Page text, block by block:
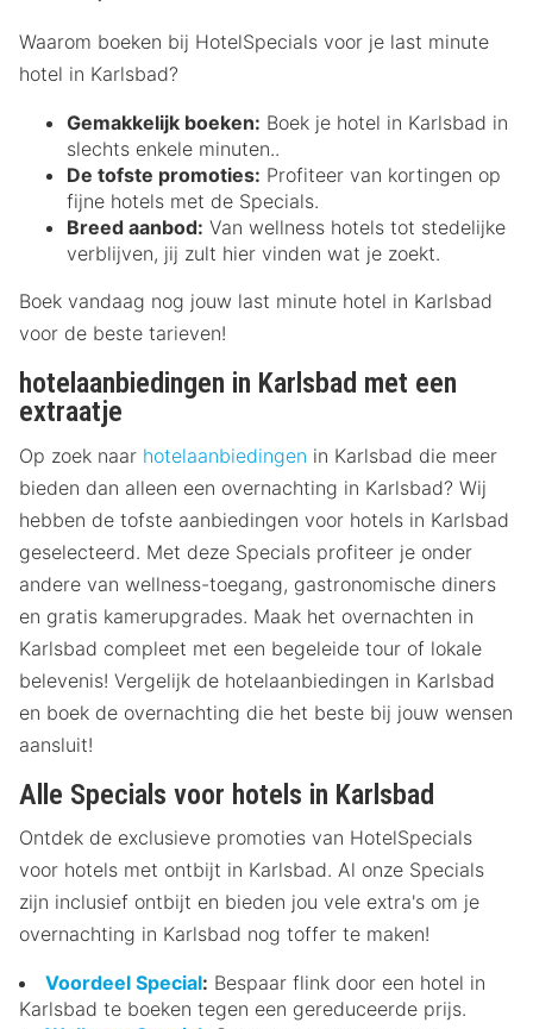
Waarom boeken bij HotelSpecials voor je last minute
hotel in Karlsbad?
Gemakkelijk boeken: Boek je hotel in Karlsbad in
slechts enkele minuten..
De tofste promoties: Profiteer van kortingen op
fijne hotels met de Specials.
Breed aanbod: Van wellness hotels tot stedelijke
verblijven, jij zult hier vinden wat je zoekt.
Boek vandaag nog jouw last minute hotel in Karlsbad
voor de beste tarieven!
hotelaanbiedingen in Karlsbad met een
extraatje
Op zoek naar hotelaanbiedingen in Karlsbad die meer
bieden dan alleen een overnachting in Karlsbad? Wij
hebben de tofste aanbiedingen voor hotels in Karlsbad
geselecteerd. Met deze Specials profiteer je onder
andere van wellness-toegang, gastronomische diners
en gratis kamerupgrades. Maak het overnachten in
Karlsbad compleet met een begeleide tour of lokale
belevenis! Vergelijk de hotelaanbiedingen in Karlsbad
en boek de overnachting die het beste bij jouw wensen
aansluit!
Alle Specials voor hotels in Karlsbad
Ontdek de exclusieve promoties van HotelSpecials
voor hotels met ontbijt in Karlsbad. Al onze Specials
zijn inclusief ontbijt en bieden jou vele extra's om je
overnachting in Karlsbad nog toffer te maken!
Voordeel Special: Bespaar flink door een hotel in
Karlsbad te boeken tegen een gereduceerde prijs.